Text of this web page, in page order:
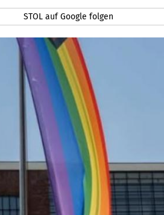
STOL auf Google folgen